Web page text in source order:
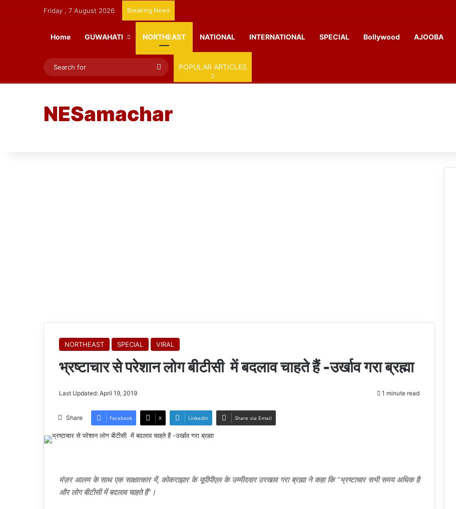
Friday , 7 August 2026 Breaking News
Home GUWAHATI NORTHEAST NATIONAL INTERNATIONAL SPECIAL Bollywood AJOOBA
Search
for
POPULAR ARTICLES
NESamachar
NORTHEAST SPECIAL VIRAL
भ्रष्टाचार से परेशान लोग बीटीसी में बदलाव चाहते हैं -उर्खाव गरा ब्रह्मा
Last Updated: April 19, 2019 1 minute read
Share Facebook X LinkedIn Share via Email
मंज़र आलम के साथ एक साक्षात्कार में, कोकराझार के यूपीपीएल के उम्मीदवार उरखाव गरा ब्रह्मा ने कहा कि “भ्रष्टाचार सभी समय अधिक है
और लोग बीटीसी में बदलाव चाहते हैं”।